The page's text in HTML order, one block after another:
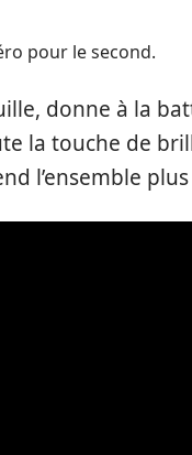
pour le second.
donne à la
la touche de
l’ensemble